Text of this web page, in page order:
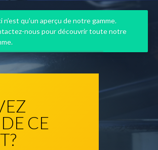
CE
n’est qu’un aperçu de notre gamme.
nous pour découvrir toute notre